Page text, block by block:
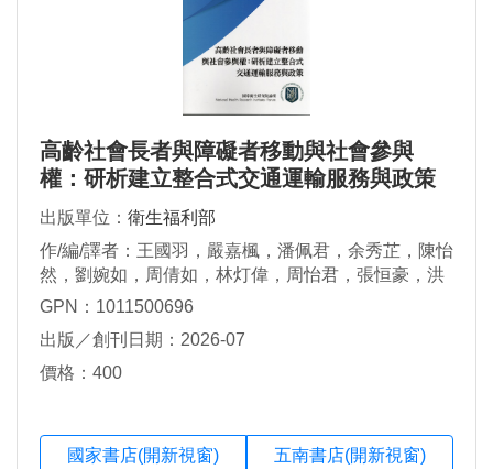
高齡社會長者與障礙者移動與社會參與
權：研析建立整合式交通運輸服務與政策
出版單位： 衛生福利部
作/編/譯者：王國羽，嚴嘉楓，潘佩君，余秀芷，陳怡
然，劉婉如，周倩如，林灯偉，周怡君，張恒豪，洪
惠芬，吳玉琴，呂朝賢，侯勝宗，胡佳嵐，張勝雄，
GPN：1011500696
出版／創刊日期：2026-07
價格：400
國家書店(開新視窗) 五南書店(開新視窗)